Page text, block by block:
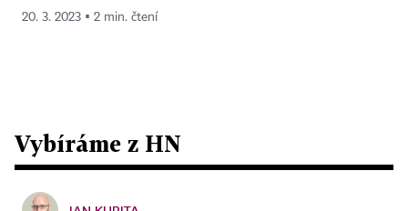
20. 3. 2023 ▪ 2 min. čtení
Vybíráme z HN